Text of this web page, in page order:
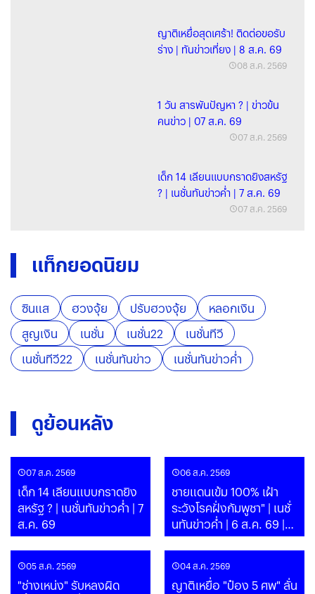
ญาติเหยื่อสุดเศร้า! ติดต่อขอรับ
ร่าง | ทันข่าวเที่ยง | 8 ส.ค. 69
08 ส.ค. 2569
1 วัน สารพันปัญหา ? | ข่าวข้น
คนข่าว | 07 ส.ค. 69
07 ส.ค. 2569
เด็ก 14 เลียนแบบกราดยิงสหรัฐ
? | เนชั่นทันข่าวค่ำ | 7 ส.ค. 69
07 ส.ค. 2569
แท็กยอดนิยม
ซินแส ฮวงจุ้ย ปรับฮวงจุ้ย
หลอกเงิน
สูญเงิน
เนชั่น เนชั่น22
เนชั่นทีวี
เนชั่นทีวี22
เนชั่นทันข่าว เนชั่นทันข่าวค่ำ
ดูย้อนหลัง
07 ส.ค. 2569
เด็ก 14 เลียนแบบกราดยิง
สหรัฐ ? | เนชั่นทันข่าวค่ำ | 7
ส.ค. 69
06 ส.ค. 2569
ชายแดนเข้ม 100% เฝ้า
ระวังโรคฝั่งกัมพูชา" | เนชั่
นทันข่าวค่ำ | 6 ส.ค. 69 |
PART
05 ส.ค. 2569
"ช่างเหน่ง" รับหลงผิด
04 ส.ค. 2569
ญาติเหยื่อ "ป๋อง 5 ศพ" ลั่น